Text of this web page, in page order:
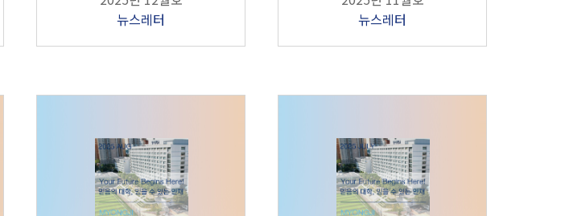
뉴스레터
뉴스레터